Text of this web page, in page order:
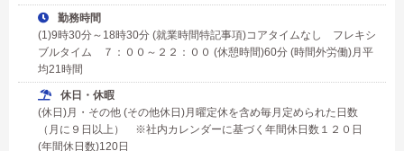
勤務時間
(1)9時30分～18時30分 (就業時間特記事項)コアタイムなし フレキシ
ブルタイム ７：００～２２：００ (休憩時間)60分 (時間外労働)月平
均21時間
休日・休暇
(休日)月・その他 (その他休日)月曜定休を含め毎月定められた日数
（月に９日以上） ※社内カレンダーに基づく年間休日数１２０日
(年間休日数)120日